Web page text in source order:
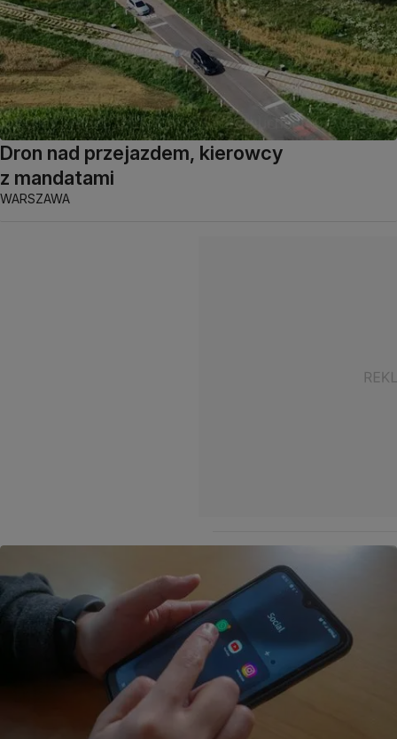
Dron nad przejazdem, kierowcy
z mandatami
WARSZAWA